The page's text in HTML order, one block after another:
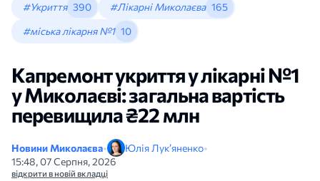
#Укриття 390 #Лікарні Миколаєва 165
#міська лікарня №1 10
Капремонт укриття у лікарні №1
у Миколаєві: загальна вартість
перевищила ₴22 млн
Новини Миколаєва• Юлія Лук’яненко•
15:48, 07 Серпня, 2026
відкрити в новій вкладці